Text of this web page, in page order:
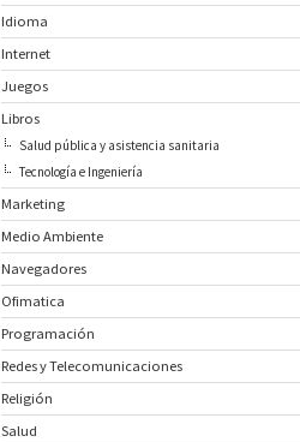
Idioma
Internet
Juegos
Libros
Salud pública y asistencia sanitaria
Tecnología e Ingeniería
Marketing
Medio Ambiente
Navegadores
Ofimatica
Programación
Redes y Telecomunicaciones
Religión
Salud